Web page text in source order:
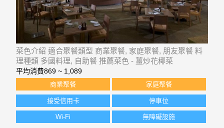
菜色介紹 適合聚餐類型 商業聚餐, 家庭聚餐, 朋友聚餐 料
理種類 多國料理, 自助餐 推薦菜色 - 薑炒花椰菜
平均消費869 ~ 1,089
商業聚餐 家庭聚餐
接受信用卡 停車位
Wi-Fi 無障礙設施